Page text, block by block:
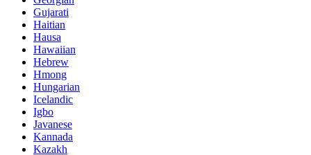
Gujarati
Haitian
Hausa
Hawaiian
Hebrew
Hmong
Hungarian
Icelandic
Igbo
Javanese
Kannada
Kazakh